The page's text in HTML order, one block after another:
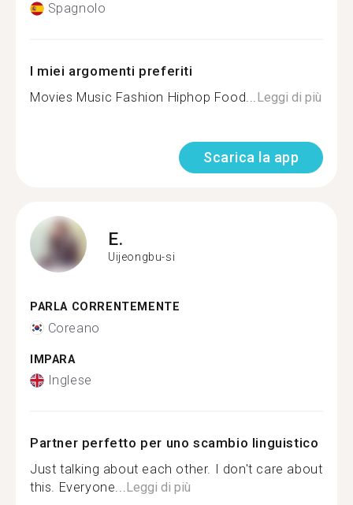
Spagnolo
I miei argomenti preferiti
Movies Music Fashion Hiphop Food...Leggi di più
Scarica la app
E.
Uijeongbu-si
PARLA CORRENTEMENTE
Coreano
IMPARA
Inglese
Partner perfetto per uno scambio linguistico
Just talking about each other. I don't care about
this. Everyone...Leggi di più